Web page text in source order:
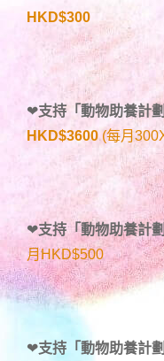
HKD$300
❤支持「動物助養計劃
HKD$3600(每月
❤支持「動物助養計劃
月HKD$500
❤支持「動物助養計劃